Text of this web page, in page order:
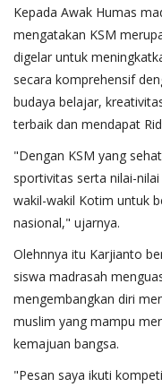
Kepada Awak Humas
mengatakan KSM
digelar untuk
secara komprehensif
budaya belajar,
terbaik dan mendapat
"Dengan KSM yang
sportivitas serta nilai-
wakil-wakil Kotim untuk
nasional," ujarnya.
Olehnnya itu Karjianto
siswa madrasah
mengembangkan diri
muslim yang mampu
kemajuan bangsa.
"Pesan saya ikuti